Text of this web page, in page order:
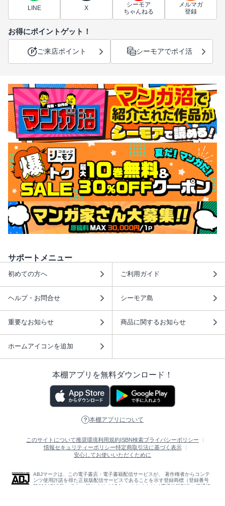
LINE X
シーモア
ちゃんねる
メルマガ
登録
お得にポイントゲット！
ご来店ポイント シーモアでポイ活
サポートメニュー
初めての方へ ご利用ガイド
ヘルプ・お問合せ シーモア島
重要なお知らせ 商品に関するお知らせ
ホームアイコンを追加
本棚アプリを無料ダウンロード！
本棚アプリについて
このサイトについて推奨環境利用規約ISBN検索プライバシーポリシー
情報セキュリティーポリシー特定商取引法に基づく表示
安心してお使いいただくために
ABJマークは、この電子書店・電子書籍配信サービスが、 著作権者からコンテ
ンツ使用許諾を得た正規版配信サービスであることを示す登録商標（登録番号
第6091713号）です。 詳しくは［ABJマーク］または［電子出版制作・流通協